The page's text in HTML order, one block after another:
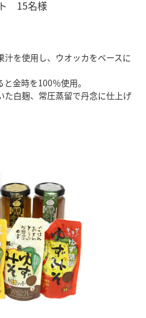
15名様
汁を使用し、ウオッカをベースに
金時を100％使用。
た白麹、常圧蒸留で丹念に仕上げ